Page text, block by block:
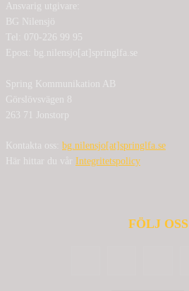
Ansvarig utgivare:
BG Nilensjö
Tel: 070-226 99 95
Epost: bg.nilensjo[at]springlfa.se
Spring Kommunikation AB
Görslövsvägen 8
263 71 Jonstorp
Kontakta oss: bg.nilensjo[at]springlfa.se
Här hittar du vår Integritetspolicy
FÖLJ OSS